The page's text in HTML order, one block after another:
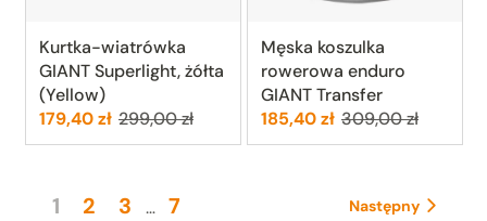
Kurtka-wiatrówka
GIANT Superlight, żółta
(Yellow)
Cena:
179,40 zł Poprzednia cena:
299,00 zł
Męska koszulka
rowerowa enduro
GIANT Transfer
Cena:
185,40 zł Poprzednia cena:
309,00 zł
1 2 3 … 7 Następny